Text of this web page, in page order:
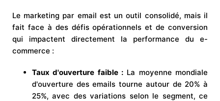
Le marketing par email est un outil consolidé, mais il
fait face à des défis opérationnels et de conversion
qui impactent directement la performance du e-
commerce :
Taux d'ouverture faible : La moyenne mondiale
d'ouverture des emails tourne autour de 20% à
25%, avec des variations selon le segment, ce